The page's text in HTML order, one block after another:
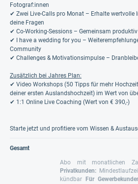
Fotograf:innen
✔ Zwei Live-Calls pro Monat – Erhalte wertvolle
deine Fragen
✔ Co-Working-Sessions – Gemeinsam
✔ I have a wedding for you –
Community
✔ Challenges & Motivationsimpulse –
Zusätzlich bei Jahres Plan:
✔ Video Workshops (50 Tipps für mehr
deiner ersten Auslandshochzeit) im Wert von
✔ 1:1 Online Live Coaching (Wert von € 390,-)
Starte jetzt und profitiere vom Wissen &
Gesamt
Abo mit monatlichen
Privatkunden:
kündbar
Für